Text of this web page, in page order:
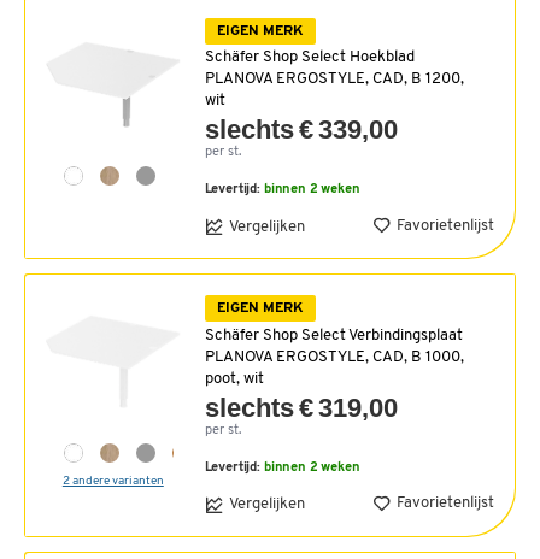
EIGEN MERK
Schäfer Shop Select Hoekblad
PLANOVA ERGOSTYLE, CAD, B 1200,
wit
slechts € 339,00
per st.
Levertijd: binnen 2 weken
Vergelijken Favorietenlijst
2 andere varianten
EIGEN MERK
Schäfer Shop Select Verbindingsplaat
PLANOVA ERGOSTYLE, CAD, B 1000,
poot, wit
slechts € 319,00
per st.
Levertijd: binnen 2 weken
Vergelijken Favorietenlijst